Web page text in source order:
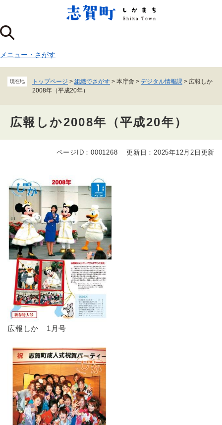
ジ
の
頭
で
メニューを飛ばして本文へ
メニュー ・ さがす
現在地 トップページ > 組織でさがす > 本庁舎 > デジタル情報課 > 広報しか
2008年（平成20年）
広報しか2008年（平成20年）
ページID：0001268 更新日：2025年12月2日更新
広報しか 1月号